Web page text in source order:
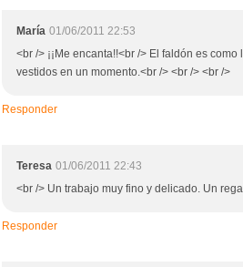
María 01/06/2011 22:53
<br /> ¡¡Me encanta!!<br /> El faldón es
vestidos en un momento.<br /> <br /> <br />
Responder
Teresa 01/06/2011 22:43
<br /> Un trabajo muy fino y delicado. Un
Responder